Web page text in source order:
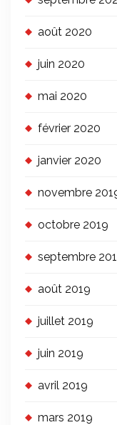
août 2020
juin 2020
mai 2020
février 2020
janvier 2020
novembre
octobre 2019
septembre
août 2019
juillet 2019
juin 2019
avril 2019
mars 2019